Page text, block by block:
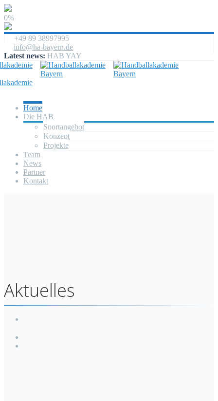
0%
+49 89 38997995
info@ha-bayern.de
Latest news: HAB YAY
Home
Die HAB
Sportangebot
Konzept
Projekte
Team
News
Partner
Kontakt
Aktuelles